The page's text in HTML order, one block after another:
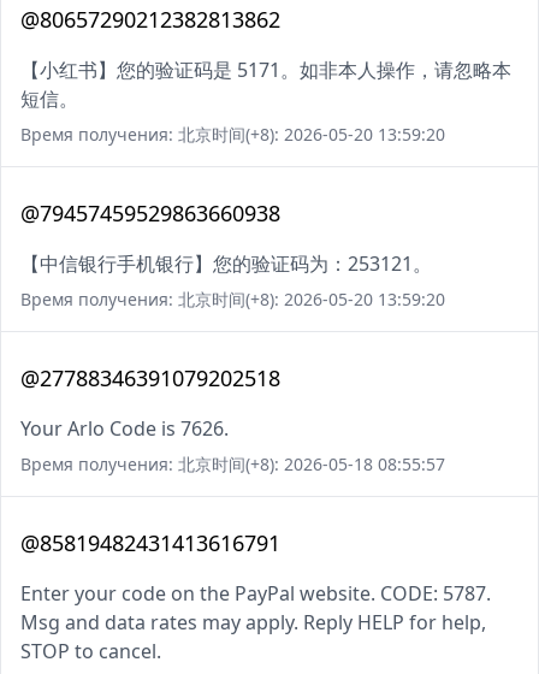
@80657290212382813862
【小红书】您的验证码是 5171。如非本人操作，请忽略本
短信。
Время получения: 北京时间(+8): 2026-05-20 13:59:20
@79457459529863660938
【中信银行手机银行】您的验证码为：253121。
Время получения: 北京时间(+8): 2026-05-20 13:59:20
@27788346391079202518
Your Arlo Code is 7626.
Время получения: 北京时间(+8): 2026-05-18 08:55:57
@85819482431413616791
Enter your code on the PayPal website. CODE: 5787.
Msg and data rates may apply. Reply HELP for help,
STOP to cancel.